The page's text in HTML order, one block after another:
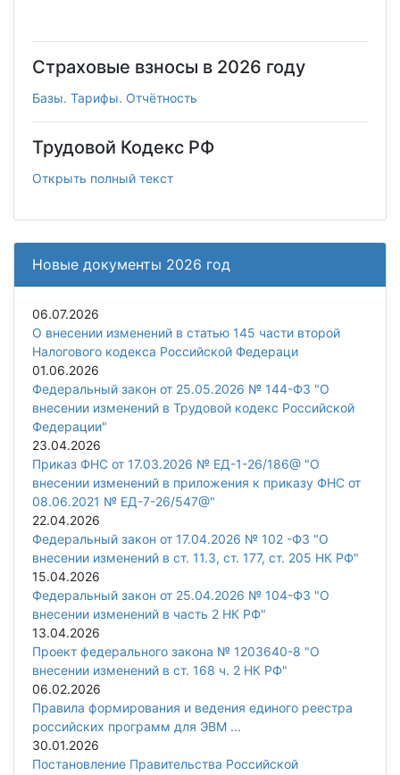
Страховые взносы в 2026 году
Базы. Тарифы. Отчётность
Трудовой Кодекс РФ
Открыть полный текст
Новые документы 2026 год
06.07.2026
О внесении изменений в статью 145 части второй
Налогового кодекса Российской Федераци
01.06.2026
Федеральный закон от 25.05.2026 № 144-ФЗ "О
внесении изменений в Трудовой кодекс Российской
Федерации"
23.04.2026
Приказ ФНС от 17.03.2026 № ЕД-1-26/186@ "О
внесении изменений в приложения к приказу ФНС от
08.06.2021 № ЕД-7-26/547@"
22.04.2026
Федеральный закон от 17.04.2026 № 102 -ФЗ "О
внесении изменений в ст. 11.3, ст. 177, ст. 205 НК РФ"
15.04.2026
Федеральный закон от 25.04.2026 № 104-ФЗ "О
внесении изменений в часть 2 НК РФ"
13.04.2026
Проект федерального закона № 1203640-8 "О
внесении изменений в ст. 168 ч. 2 НК РФ"
06.02.2026
Правила формирования и ведения единого реестра
российских программ для ЭВМ ...
30.01.2026
Постановление Правительства Российской